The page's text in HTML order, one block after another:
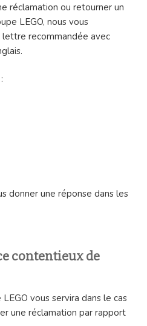
réclamation ou retourner un
LEGO, nous vous
lettre recommandée avec
donner une réponse dans les
contentieux de
vous servira dans le cas
une réclamation par rapport